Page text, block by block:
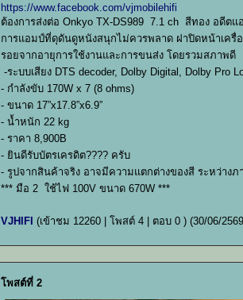
https://www.facebook.com/vjmobilehifi
ต้องการส่งต่อ Onkyo TX-DS989 7.1 ch สีทอง อดีต
การแอมป์ที่ดุดันดูหนังสนุกไม่ควรพลาด ฝาปิดหน้าเครื่อ
รอยจากอายุการใช้งานและการขนส่ง โดยรวมสภาพดี
-ระบบเสียง DTS decoder, Dolby Digital, Dolby Pro
- กำลังขับ 170W x 7 (8 ohms)
- ขนาด 17”x17.8”x6.9”
- น้ำหนัก 22 kg
- ราคา 8,900B
- ยินดีรับบัตรเครดิต???? ครับ
- รูปจากสินค้าจริง อาจมีความแตกต่างของสี ระหว่าง
*** มือ 2 ใช้ไฟ 100V ขนาด 670W ***
VJHIFI (เข้าชม 12260 | โพสต์ 4 | ตอบ 0 ) (30/06/
โพสต์ที่ 2